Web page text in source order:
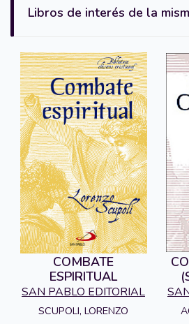
Libros de interés de la
COMBATE
ESPIRITUAL
SAN PABLO EDITORIAL
SCUPOLI, LORENZO